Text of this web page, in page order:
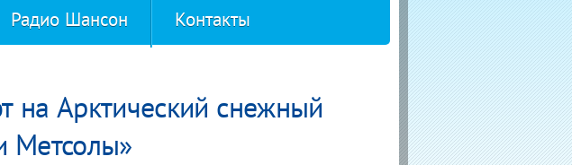
Радио Шансон Контакты
на Арктический снежный
Метсолы»